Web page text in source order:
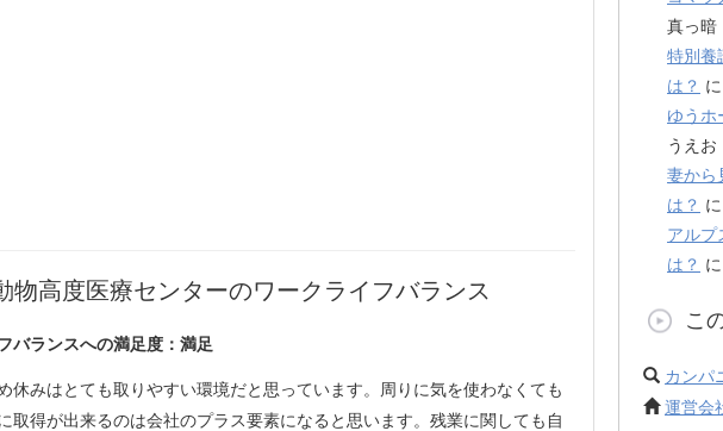
物高度医療センターのワークライフバランス
バランスへの満足度：満足
休みはとても取りやすい環境だと思っています。周りに気を使わなくても
取得が出来るのは会社のプラス要素になると思います。残業に関しても自
真っ暗
特別養
は？
ゆうホ
うえお
妻から
は？
アルプ
は？
こ
カンパ
運営会